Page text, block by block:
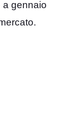
a gennaio